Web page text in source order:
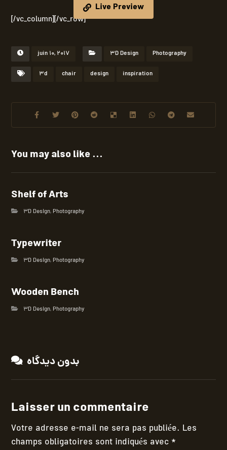
Live Preview
[/vc_column][/vc_row]
juin 10, 2017 3D Design Photography
3d chair design inspiration
You may also like ...
Shelf of Arts
3D Design, Photography
Typewriter
3D Design, Photography
Wooden Bench
3D Design, Photography
بدون دیدگاه
Laisser un commentaire
Votre adresse e-mail ne sera pas publiée. Les
champs obligatoires sont indiqués avec *